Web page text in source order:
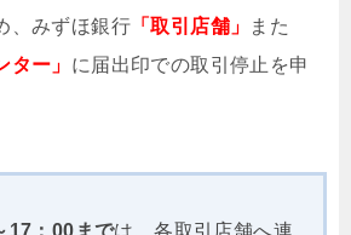
、みずほ銀行 「取引店舗」
また
ター」 に届出印での取引停止を申
：00までは、各取引店舗へ連